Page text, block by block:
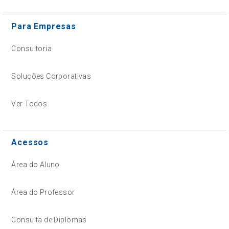
Para Empresas
Consultoria
Soluções Corporativas
Ver Todos
Acessos
Área do Aluno
Área do Professor
Consulta de Diplomas